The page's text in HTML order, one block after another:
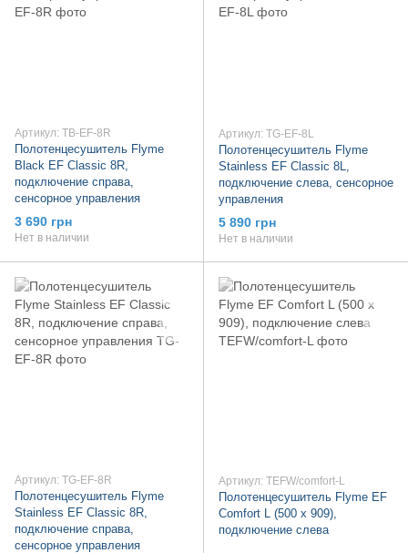
Артикул: TB-EF-8R
Полотенцесушитель Flyme
Black EF Classic 8R,
подключение справа,
сенсорное управления
3 690 грн
Нет в наличии
Артикул: TG-EF-8L
Полотенцесушитель Flyme
Stainless EF Classic 8L,
подключение слева, сенсорное
управления
5 890 грн
Нет в наличии
Артикул: TG-EF-8R
Полотенцесушитель Flyme
Stainless EF Classic 8R,
подключение справа,
сенсорное управления
Артикул: TEFW/comfort-L
Полотенцесушитель Flyme EF
Comfort L (500 х 909),
подключение слева